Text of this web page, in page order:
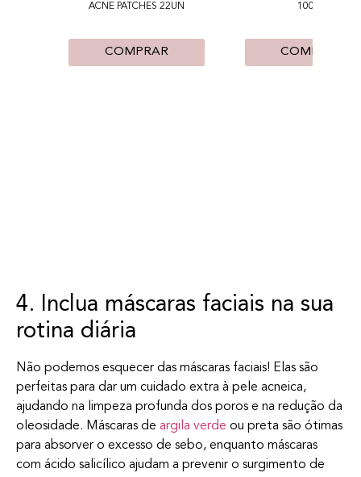
ACNE PATCHES 22UN
COMPRAR
100ML
COMPRAR
4. Inclua máscaras faciais na sua
rotina diária
Não podemos esquecer das máscaras faciais! Elas são
perfeitas para dar um cuidado extra à pele acneica,
ajudando na limpeza profunda dos poros e na redução da
oleosidade. Máscaras de argila verde ou preta são ótimas
para absorver o excesso de sebo, enquanto máscaras
com ácido salicílico ajudam a prevenir o surgimento de